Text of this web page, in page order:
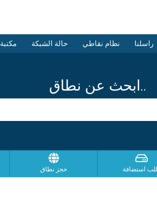
حالة الشبكة نظام نقاطي راسلنا
ابحث عن نطاق..
حجز نطاق استضافة